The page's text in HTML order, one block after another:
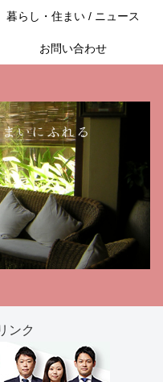
暮らし・住まい / ニュース
お問い合わせ
ンク